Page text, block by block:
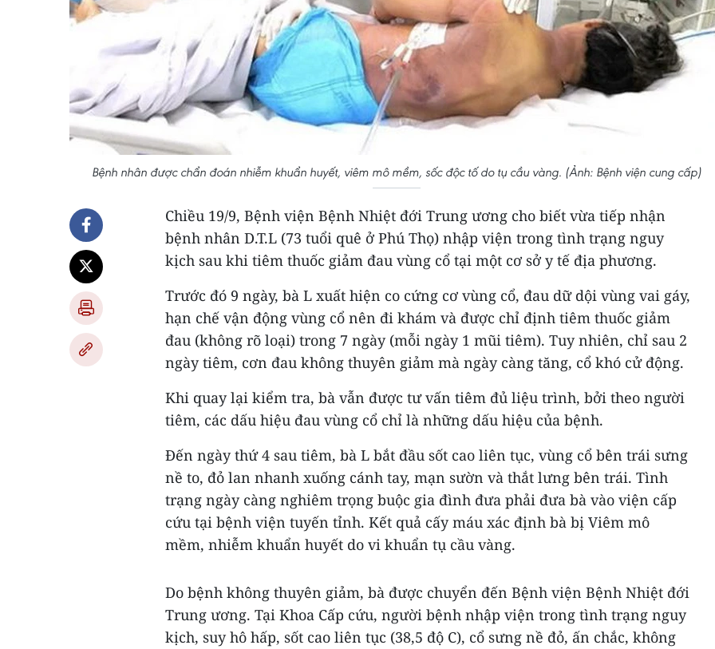
Bệnh nhân được chẩn đoán nhiễm khuẩn huyết, viêm mô mềm, sốc độc tố do tụ cầu vàng. (Ảnh: Bệnh viện cung cấp)
Chiều 19/9, Bệnh viện Bệnh Nhiệt đới Trung ương cho biết vừa tiếp nhận
bệnh nhân D.T.L (73 tuổi quê ở Phú Thọ) nhập viện trong tình trạng nguy
kịch sau khi tiêm thuốc giảm đau vùng cổ tại một cơ sở y tế địa phương.
Trước đó 9 ngày, bà L xuất hiện co cứng cơ vùng cổ, đau dữ dội vùng vai gáy,
hạn chế vận động vùng cổ nên đi khám và được chỉ định tiêm thuốc giảm
đau (không rõ loại) trong 7 ngày (mỗi ngày 1 mũi tiêm). Tuy nhiên, chỉ sau 2
ngày tiêm, cơn đau không thuyên giảm mà ngày càng tăng, cổ khó cử động.
Khi quay lại kiểm tra, bà vẫn được tư vấn tiêm đủ liệu trình, bởi theo người
tiêm, các dấu hiệu đau vùng cổ chỉ là những dấu hiệu của bệnh.
Đến ngày thứ 4 sau tiêm, bà L bắt đầu sốt cao liên tục, vùng cổ bên trái sưng
nề to, đỏ lan nhanh xuống cánh tay, mạn sườn và thắt lưng bên trái. Tình
trạng ngày càng nghiêm trọng buộc gia đình đưa phải đưa bà vào viện cấp
cứu tại bệnh viện tuyến tỉnh. Kết quả cấy máu xác định bà bị Viêm mô
mềm, nhiễm khuẩn huyết do vi khuẩn tụ cầu vàng.
Do bệnh không thuyên giảm, bà được chuyển đến Bệnh viện Bệnh Nhiệt đới
Trung ương. Tại Khoa Cấp cứu, người bệnh nhập viện trong tình trạng nguy
kịch, suy hô hấp, sốt cao liên tục (38,5 độ C), cổ sưng nề đỏ, ấn chắc, không